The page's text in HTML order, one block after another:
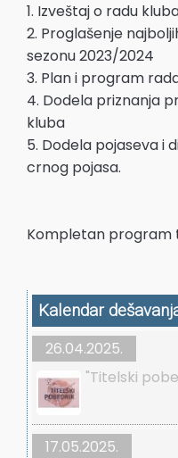
1. Izveštaj o radu
2. Proglašenje
sezonu 2023/2024
3. Plan i program
4. Dodela priznanja
kluba
5. Dodela pojaseva i
crnog pojasa.
Kompletan program
Kalendar
26.04.2025.
"Titelski
17.05.2025.